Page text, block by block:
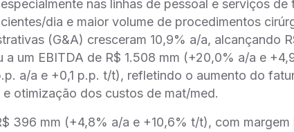
nas linhas de pessoal e serviços de
dia e maior volume de procedimentos
(G&A) cresceram 10,9% a/a, alcançando
a um EBITDA de R$ 1.508 mm (+20,0% a/a e
a/a e +0,1 p.p. t/t), refletindo o aumento do
otimização dos custos de mat/med.
396 mm (+4,8% a/a e +10,6% t/t), com margem